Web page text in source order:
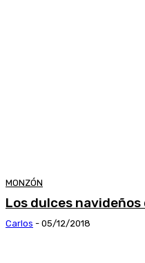
MONZÓN
Los dulces
Carlos - 05/12/2018